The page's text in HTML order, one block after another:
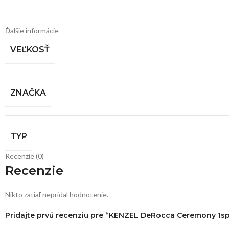
Ďalšie informácie
VEĽKOSŤ
ZNAČKA
TYP
Recenzie (0)
Recenzie
Nikto zatiaľ nepridal hodnotenie.
Pridajte prvú recenziu pre “KENZEL DeRocca Ceremony